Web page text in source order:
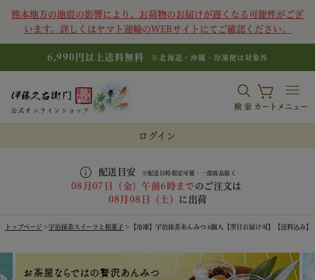
熊本地方の地震の影響により、お荷物のお届けが遅くなる可能性がござ
います。詳しくはヤマト運輸のWEBサイトにてご確認ください。
6,990円以上送料無料 ※北海道・沖縄・冷凍便は対象外
公式オンラインショップ 検索 カート メニュー
ログイン
配送目安 ※配送日時指定可能・一部商品除く
08月07日（金）午前6時までのご注文は
08月08日（土）
に出荷
トップページ 宇治抹茶スイーツと和菓子 【冷凍】宇治抹茶あんみつ 6個入【翌日お届け可】【送料込み